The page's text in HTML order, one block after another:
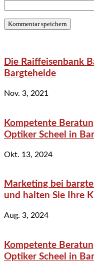
Die Raiffeisenbank
Bargteheide
Nov. 3, 2021
Kompetente
Optiker Scheel in
Okt. 13, 2024
Marketing bei
und halten Sie Ihre
Aug. 3, 2024
Kompetente
Optiker Scheel in